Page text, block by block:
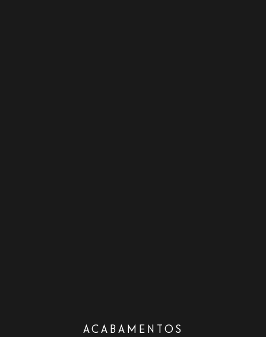
ACABAMENTOS